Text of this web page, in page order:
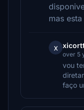
mas
x
over 5
vou
faço